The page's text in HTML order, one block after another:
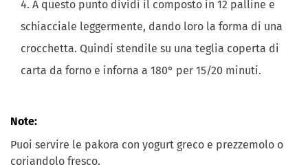
A questo punto dividi il composto in 12 palline e
schiacciale leggermente, dando loro la forma di una
crocchetta. Quindi stendile su una teglia coperta di
carta da forno e inforna a 180° per 15/20 minuti.
Note:
Puoi servire le pakora con yogurt greco e prezzemolo o
coriandolo fresco.